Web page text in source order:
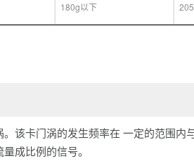
180g以下
该卡门涡的发生频率在 一定的范围
成比例的信号。